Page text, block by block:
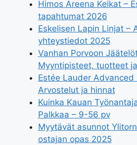
Himos Areena Keikat –
tapahtumat 2026
Eskelisen Lapin Linjat –
yhteystiedot 2025
Vanhan Porvoon
Myyntipisteet, tuotteet
Estée Lauder Advanced
Arvostelut ja hinnat
Kuinka Kauan
Palkkaa – 9-56 pv
Myytävät asunnot
ostajan opas 2025